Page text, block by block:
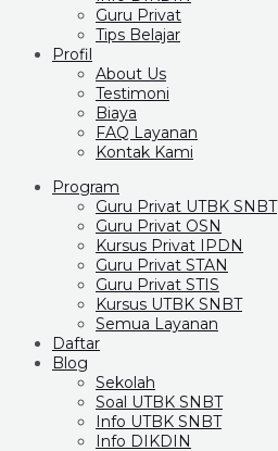
Guru Privat
Tips Belajar
Profil
About Us
Testimoni
Biaya
FAQ Layanan
Kontak Kami
Program
Guru Privat UTBK SNBT
Guru Privat OSN
Kursus Privat IPDN
Guru Privat STAN
Guru Privat STIS
Kursus UTBK SNBT
Semua Layanan
Daftar
Blog
Sekolah
Soal UTBK SNBT
Info UTBK SNBT
Info DIKDIN